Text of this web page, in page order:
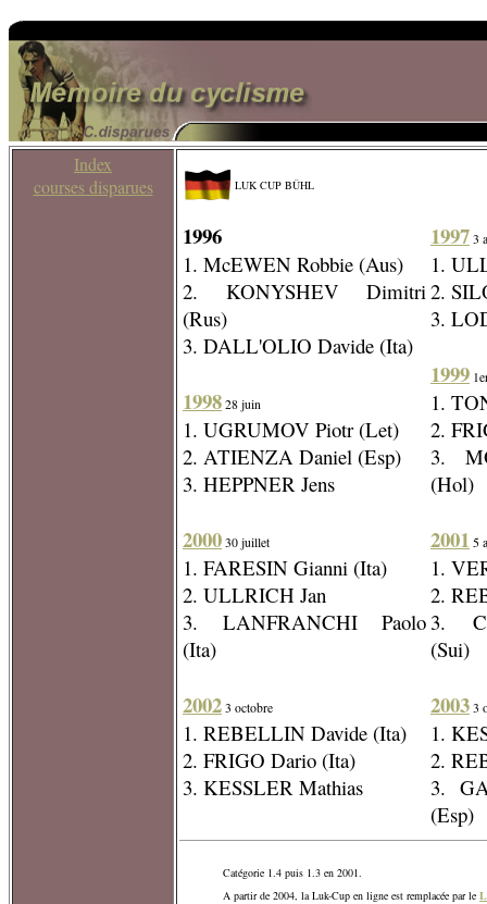
Index
courses disparues
LUK CUP BÜHL
1996
1. McEWEN Robbie (Aus)
2. KONYSHEV Dimitri
(Rus)
3. DALL'OLIO Davide (Ita)
1998 28 juin
1. UGRUMOV Piotr (Let)
2. ATIENZA Daniel (Esp)
3. HEPPNER Jens
2000 30 juillet
1. FARESIN Gianni (Ita)
2. ULLRICH Jan
3. LANFRANCHI Paolo
(Ita)
2002 3 octobre
1. REBELLIN Davide (Ita)
2. FRIGO Dario (Ita)
3. KESSLER Mathias
1997 3
1.
2.
3.
1999
1.
2.
3.
(Hol)
2001 5
1.
2.
3.
(Sui)
2003 3
1.
2.
3.
(Esp)
Catégorie 1.4 puis 1.3 en 2001.
A partir de 2004, la Luk-Cup en ligne est remplacée par le